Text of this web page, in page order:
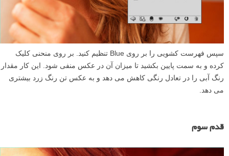
سپس فهرست کشویی را بر روی Blue تنظیم کنید. بر روی منحنی کلیک
کرده و به سمت پایین بکشید تا میزان آن در عکس منفی شود. این کار مقدار
رنگ آبی را در تعادل رنگی کاهش می دهد و به عکس تن رنگ زرد بیشتری
می دهد.
قدم سوم